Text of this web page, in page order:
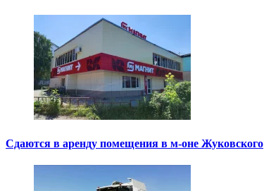
Сдаются в аренду помещения в м-оне Жуковского